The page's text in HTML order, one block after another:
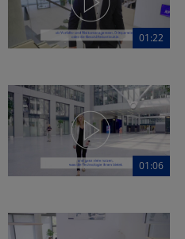
01:22
01:06